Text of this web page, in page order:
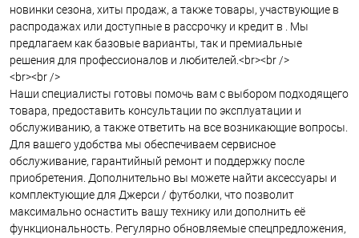
новинки сезона, хиты продаж, а также товары, участвующие в
распродажах или доступные в рассрочку и кредит в . Мы
предлагаем как базовые варианты, так и премиальные
решения для профессионалов и любителей.<br><br />
<br><br />
Наши специалисты готовы помочь вам с выбором подходящего
товара, предоставить консультации по эксплуатации и
обслуживанию, а также ответить на все возникающие вопросы.
Для вашего удобства мы обеспечиваем сервисное
обслуживание, гарантийный ремонт и поддержку после
приобретения. Дополнительно вы можете найти аксессуары и
комплектующие для Джерси / футболки, что позволит
максимально оснастить вашу технику или дополнить её
функциональность. Регулярно обновляемые спецпредложения,